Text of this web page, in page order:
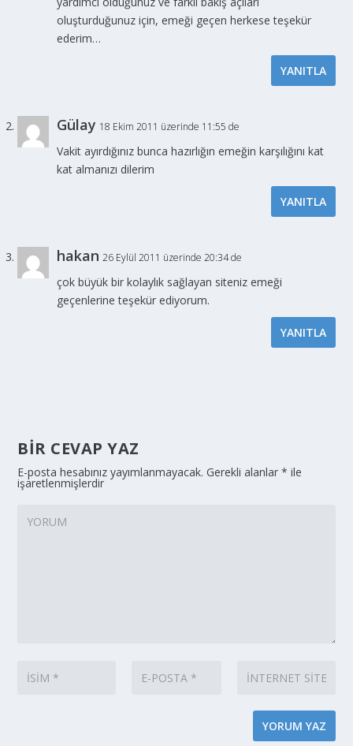
oluşturduğunuz için, emeği geçen herkese teşekür
ederim…
YANITLA
Gülay 18 Ekim 2011 üzerinde 11:55 de
Vakit ayırdığınız bunca hazırlığın emeğin karşılığını kat
kat almanızı dilerim
YANITLA
hakan 26 Eylül 2011 üzerinde 20:34 de
çok büyük bir kolaylık sağlayan siteniz emeği
geçenlerine teşekür ediyorum.
YANITLA
BIR CEVAP YAZ
E-posta hesabınız yayımlanmayacak. Gerekli alanlar* ile
işaretlenmişlerdir